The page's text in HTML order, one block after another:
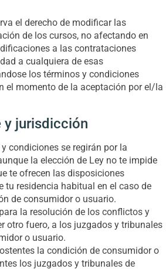
el derecho de modificar las
de los cursos, no afectando en
a las contrataciones
a cualquiera de esas
los términos y condiciones
el momento de la aceptación por el/la
y jurisdicción
condiciones se regirán por la
la elección de Ley no te impide
te ofrecen las disposiciones
tu residencia habitual en el caso de
de consumidor o usuario.
la resolución de los conflictos y
otro fuero, a los juzgados y tribunales
o usuario.
la condición de consumidor o
los juzgados y tribunales de